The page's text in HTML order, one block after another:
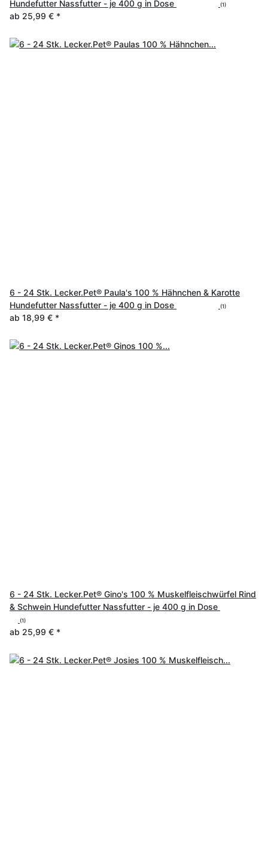
Hundefutter Nassfutter - je 400 g in Dose (1)
ab 25,99 € *
6 - 24 Stk. Lecker.Pet® Paula's 100 % Hähnchen & Karotte
Hundefutter Nassfutter - je 400 g in Dose
(1)
ab 18,99 € *
6 - 24 Stk. Lecker.Pet® Gino's 100 % Muskelfleischwürfel Rind
& Schwein Hundefutter Nassfutter - je 400 g in Dose
(1)
ab 25,99 € *